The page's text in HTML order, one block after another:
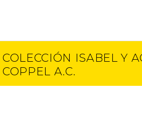
COLECCIÓN ISABEL Y
COPPEL A.C.